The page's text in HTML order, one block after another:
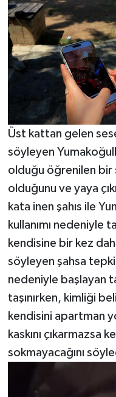
Üst kattan gelen
söyleyen
olduğu öğrenilen bir
olduğunu ve yaya
kata inen şahıs ile
kullanımı nedeniyle
kendisine bir kez
söyleyen şahsa
nedeniyle başlayan
taşınırken, kimliği
kendisini apartman
kaskını çıkarmazsa
sokmayacağını